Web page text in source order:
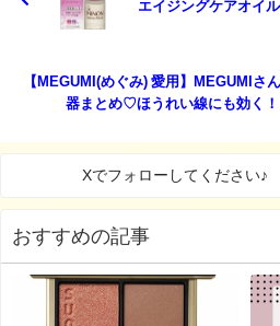
エイジングケアオイ
【MEGUMI(めぐみ) 愛用】MEGUMIさ
器まとめ♡ほうれい線にも効く
Xでフォローしてください♪
おすすめの記事